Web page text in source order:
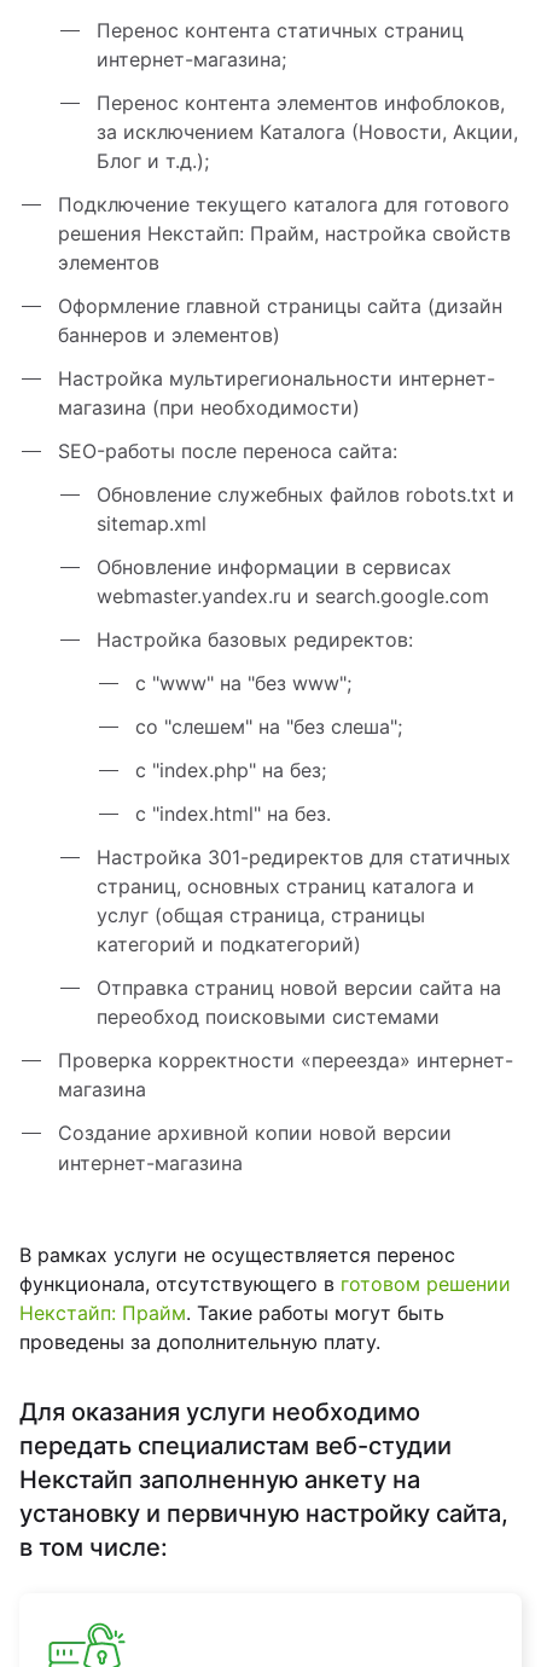
Перенос контента статичных страниц
интернет-магазина;
Перенос контента элементов инфоблоков,
за исключением Каталога (Новости, Акции,
Блог и т.д.);
Подключение текущего каталога для готового
решения Некстайп: Прайм, настройка свойств
элементов
Оформление главной страницы сайта (дизайн
баннеров и элементов)
Настройка мультирегиональности интернет-
магазина (при необходимости)
SEO-работы после переноса сайта:
Обновление служебных файлов robots.txt и
sitemap.xml
Обновление информации в сервисах
webmaster.yandex.ru и search.google.com
Настройка базовых редиректов:
с "www" на "без www";
со "слешем" на "без слеша";
с "index.php" на без;
с "index.html" на без.
Настройка 301-редиректов для статичных
страниц, основных страниц каталога и
услуг (общая страница, страницы
категорий и подкатегорий)
Отправка страниц новой версии сайта на
переобход поисковыми системами
Проверка корректности «переезда» интернет-
магазина
Создание архивной копии новой версии
интернет-магазина
В рамках услуги не осуществляется перенос
функционала, отсутствующего в готовом решении
Некстайп: Прайм. Такие работы могут быть
проведены за дополнительную плату.
Для оказания услуги необходимо
передать специалистам веб-студии
Некстайп заполненную анкету на
установку и первичную настройку сайта,
в том числе: